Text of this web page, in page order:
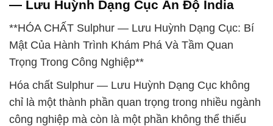
— Lưu Huỳnh Dạng Cục Ấn Độ India
**HÓA CHẤT Sulphur — Lưu Huỳnh Dạng Cục: Bí
Mật Của Hành Trình Khám Phá Và Tầm Quan
Trọng Trong Công Nghiệp**
Hóa chất Sulphur — Lưu Huỳnh Dạng Cục không
chỉ là một thành phần quan trọng trong nhiều ngành
công nghiệp mà còn là một phần không thể thiếu